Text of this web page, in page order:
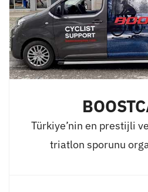
Türkiye’nin en prestijli
triatlon sporunu